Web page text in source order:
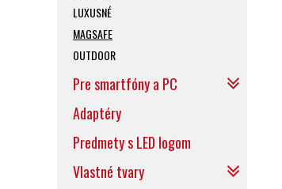
LUXUSNÉ
MAGSAFE
OUTDOOR
Pre smartfóny a PC
Adaptéry
Predmety s LED logom
Vlastné tvary